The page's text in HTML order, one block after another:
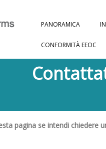
PANORAMICA
CONFORMITÀ EEOC
pagina se intendi chiedere